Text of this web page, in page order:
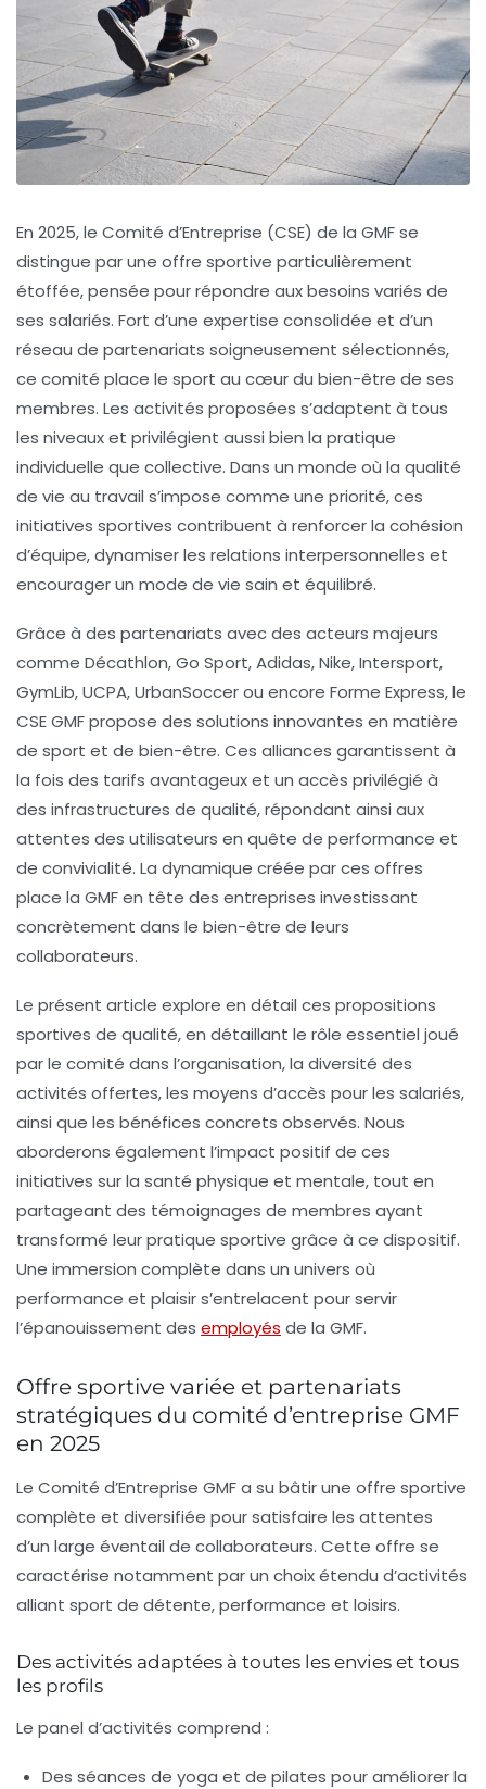
En 2025, le Comité d’Entreprise (CSE) de la GMF se
distingue par une offre sportive particulièrement
étoffée, pensée pour répondre aux besoins variés de
ses salariés. Fort d’une expertise consolidée et d’un
réseau de partenariats soigneusement sélectionnés,
ce comité place le sport au cœur du bien-être de ses
membres. Les activités proposées s’adaptent à tous
les niveaux et privilégient aussi bien la pratique
individuelle que collective. Dans un monde où la qualité
de vie au travail s’impose comme une priorité, ces
initiatives sportives contribuent à renforcer la cohésion
d’équipe, dynamiser les relations interpersonnelles et
encourager un mode de vie sain et équilibré.
Grâce à des partenariats avec des acteurs majeurs
comme Décathlon, Go Sport, Adidas, Nike, Intersport,
GymLib, UCPA, UrbanSoccer ou encore Forme Express, le
CSE GMF propose des solutions innovantes en matière
de sport et de bien-être. Ces alliances garantissent à
la fois des tarifs avantageux et un accès privilégié à
des infrastructures de qualité, répondant ainsi aux
attentes des utilisateurs en quête de performance et
de convivialité. La dynamique créée par ces offres
place la GMF en tête des entreprises investissant
concrètement dans le bien-être de leurs
collaborateurs.
Le présent article explore en détail ces propositions
sportives de qualité, en détaillant le rôle essentiel joué
par le comité dans l’organisation, la diversité des
activités offertes, les moyens d’accès pour les salariés,
ainsi que les bénéfices concrets observés. Nous
aborderons également l’impact positif de ces
initiatives sur la santé physique et mentale, tout en
partageant des témoignages de membres ayant
transformé leur pratique sportive grâce à ce dispositif.
Une immersion complète dans un univers où
performance et plaisir s’entrelacent pour servir
l’épanouissement des employés de la GMF.
Offre sportive variée et partenariats
stratégiques du comité d’entreprise GMF
en 2025
Le Comité d’Entreprise GMF a su bâtir une offre sportive
complète et diversifiée pour satisfaire les attentes
d’un large éventail de collaborateurs. Cette offre se
caractérise notamment par un choix étendu d’activités
alliant sport de détente, performance et loisirs.
Des activités adaptées à toutes les envies et tous
les profils
Le panel d’activités comprend :
Des séances de yoga et de pilates pour améliorer la